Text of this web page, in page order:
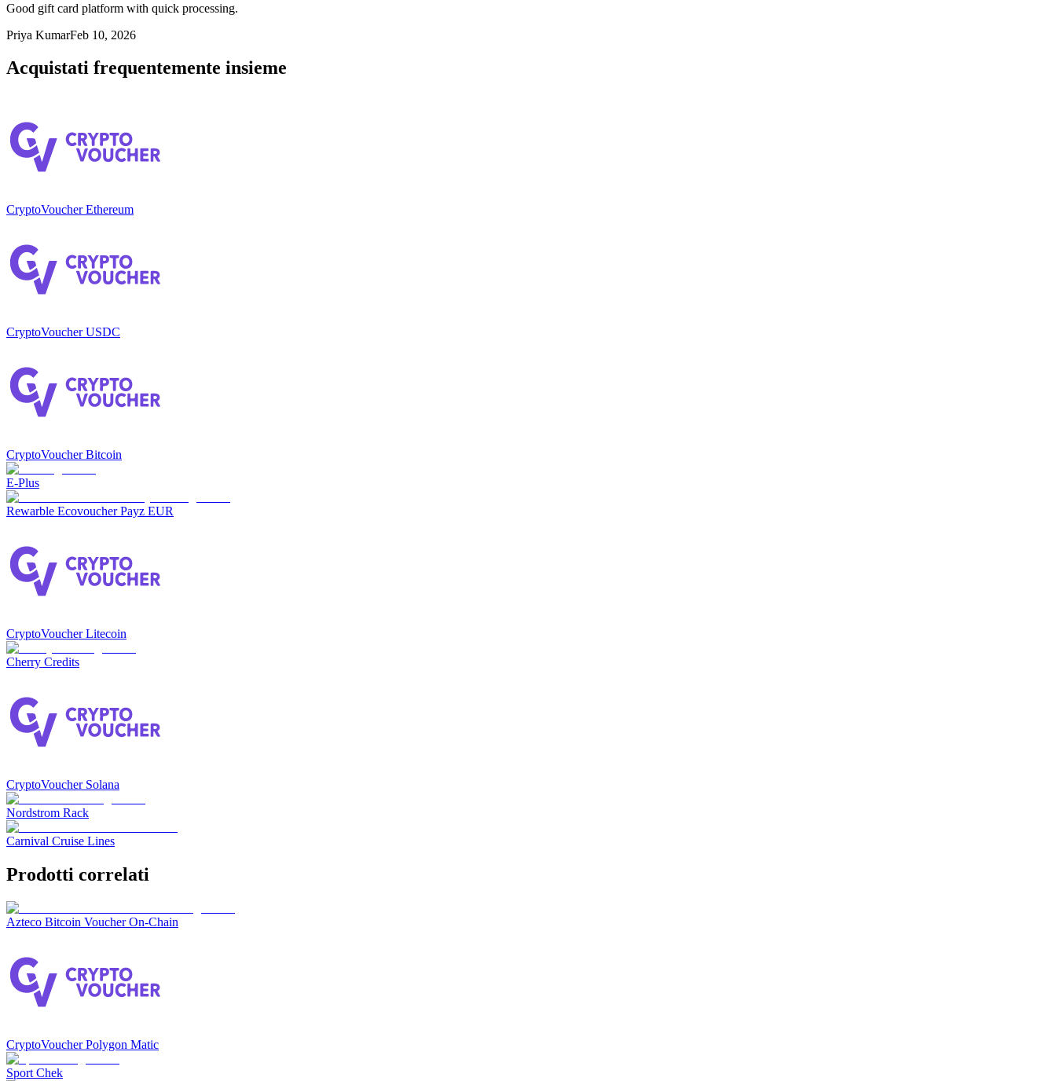
Good gift card platform with quick processing.
Priya KumarFeb 10, 2026
Acquistati frequentemente insieme
CryptoVoucher Ethereum
CryptoVoucher USDC
CryptoVoucher Bitcoin
E-Plus
Rewarble Ecovoucher Payz EUR
CryptoVoucher Litecoin
Cherry Credits
CryptoVoucher Solana
Nordstrom Rack
Carnival Cruise Lines
Prodotti correlati
Azteco Bitcoin Voucher On-Chain
CryptoVoucher Polygon Matic
Sport Chek